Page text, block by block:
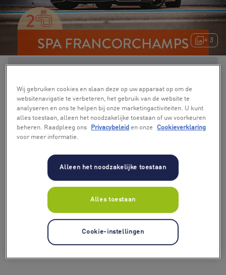
+ 3
Wij gebruiken cookies en slaan deze op uw apparaat op om de
websitenavigatie te verbeteren, het gebruik van de website te
analyseren en ons te helpen bij onze marketingactiviteiten. U kunt
alles toestaan, alleen het noodzakelijke toestaan of uw voorkeuren
beheren. Raadpleeg ons
Privacybeleid en onze
Cookieverklaring
voor meer informatie.
Alleen het noodzakelijke toestaan
Alles toestaan
Cookie-instellingen